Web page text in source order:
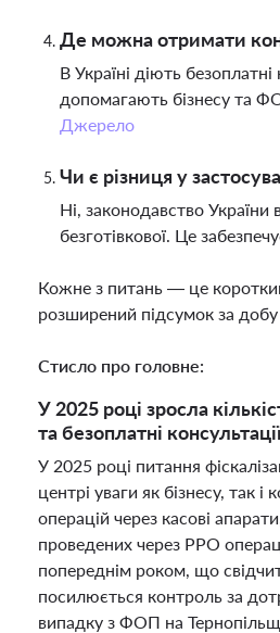
Де можна отримати
В Україні діють
допомагають бізнесу та
Джерело
Чи є різниця у
Ні, законодавство
безготівкової. Це
Кожне з питань — це
розширений підсумок за добу
Стисло про головне:
У 2025 році зросла
та безоплатні
У 2025 році питання
центрі уваги як бізнесу, так
операцій через касові
проведених через РРО
попереднім роком, що
посилюється контроль за
випадку з ФОП на